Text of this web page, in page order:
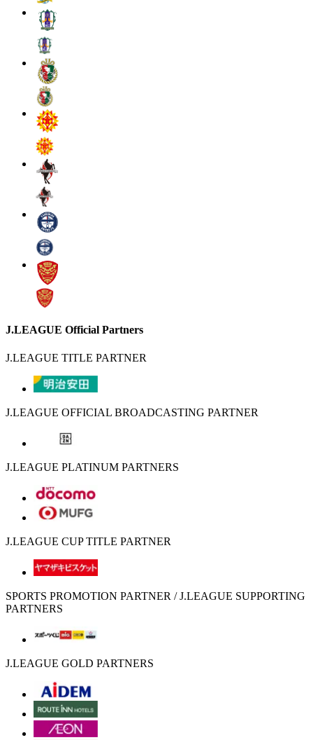
J.LEAGUE Official Partners
J.LEAGUE TITLE PARTNER
J.LEAGUE OFFICIAL BROADCASTING PARTNER
J.LEAGUE PLATINUM PARTNERS
J.LEAGUE CUP TITLE PARTNER
SPORTS PROMOTION PARTNER / J.LEAGUE SUPPORTING
PARTNERS
J.LEAGUE GOLD PARTNERS